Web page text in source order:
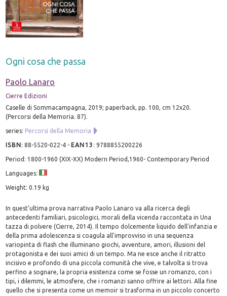
Ogni cosa che passa
Paolo Lanaro
Cierre Edizioni
Caselle di Sommacampagna, 2019; paperback, pp. 100, cm 12x20.
(Percorsi della Memoria. 87).
series: Percorsi della Memoria
ISBN:88-5520-022-4 - EAN13 :9788855200226
Period: 1800-1960 (XIX-XX) Modern Period,1960- Contemporary Period
Languages:
Weight: 0.19 kg
In quest'ultima prova narrativa Paolo Lanaro va alla ricerca degli
antecedenti familiari, psicologici, morali della vicenda raccontata in Una
tazza di polvere (Cierre, 2014). Il tempo dolcemente liquido dell'infanzia e
della prima adolescenza si coagula all'improvviso in una sequenza
variopinta di flash che illuminano giochi, avventure, amori, illusioni del
protagonista e dei suoi amici di un tempo. Ma ne esce anche il ritratto
incisivo e profondo di una piccola comunità che vive, e talvolta si trova
perfino a sognare, la propria esistenza come se fosse un romanzo, con i
tipi, i dilemmi, le atmosfere, che i romanzi sanno offrire ai lettori. Alla fine
quello che si presenta come un memoir si trasforma in un piccolo concerto